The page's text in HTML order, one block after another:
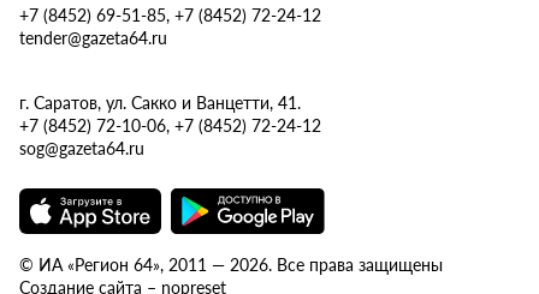
+7 (8452) 69-51-85, +7 (8452) 72-24-12
tender@gazeta64.ru
г. Саратов, ул. Сакко и Ванцетти, 41.
+7 (8452) 72-10-06, +7 (8452) 72-24-12
sog@gazeta64.ru
© ИА «Регион 64», 2011 — 2026. Все права защищены
Создание сайта – nopreset